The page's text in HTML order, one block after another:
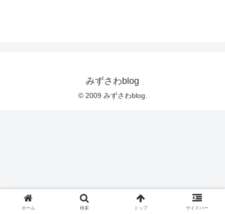
みずさわblog
© 2009 みずさわblog.
ホーム 検索 トップ サイドバー